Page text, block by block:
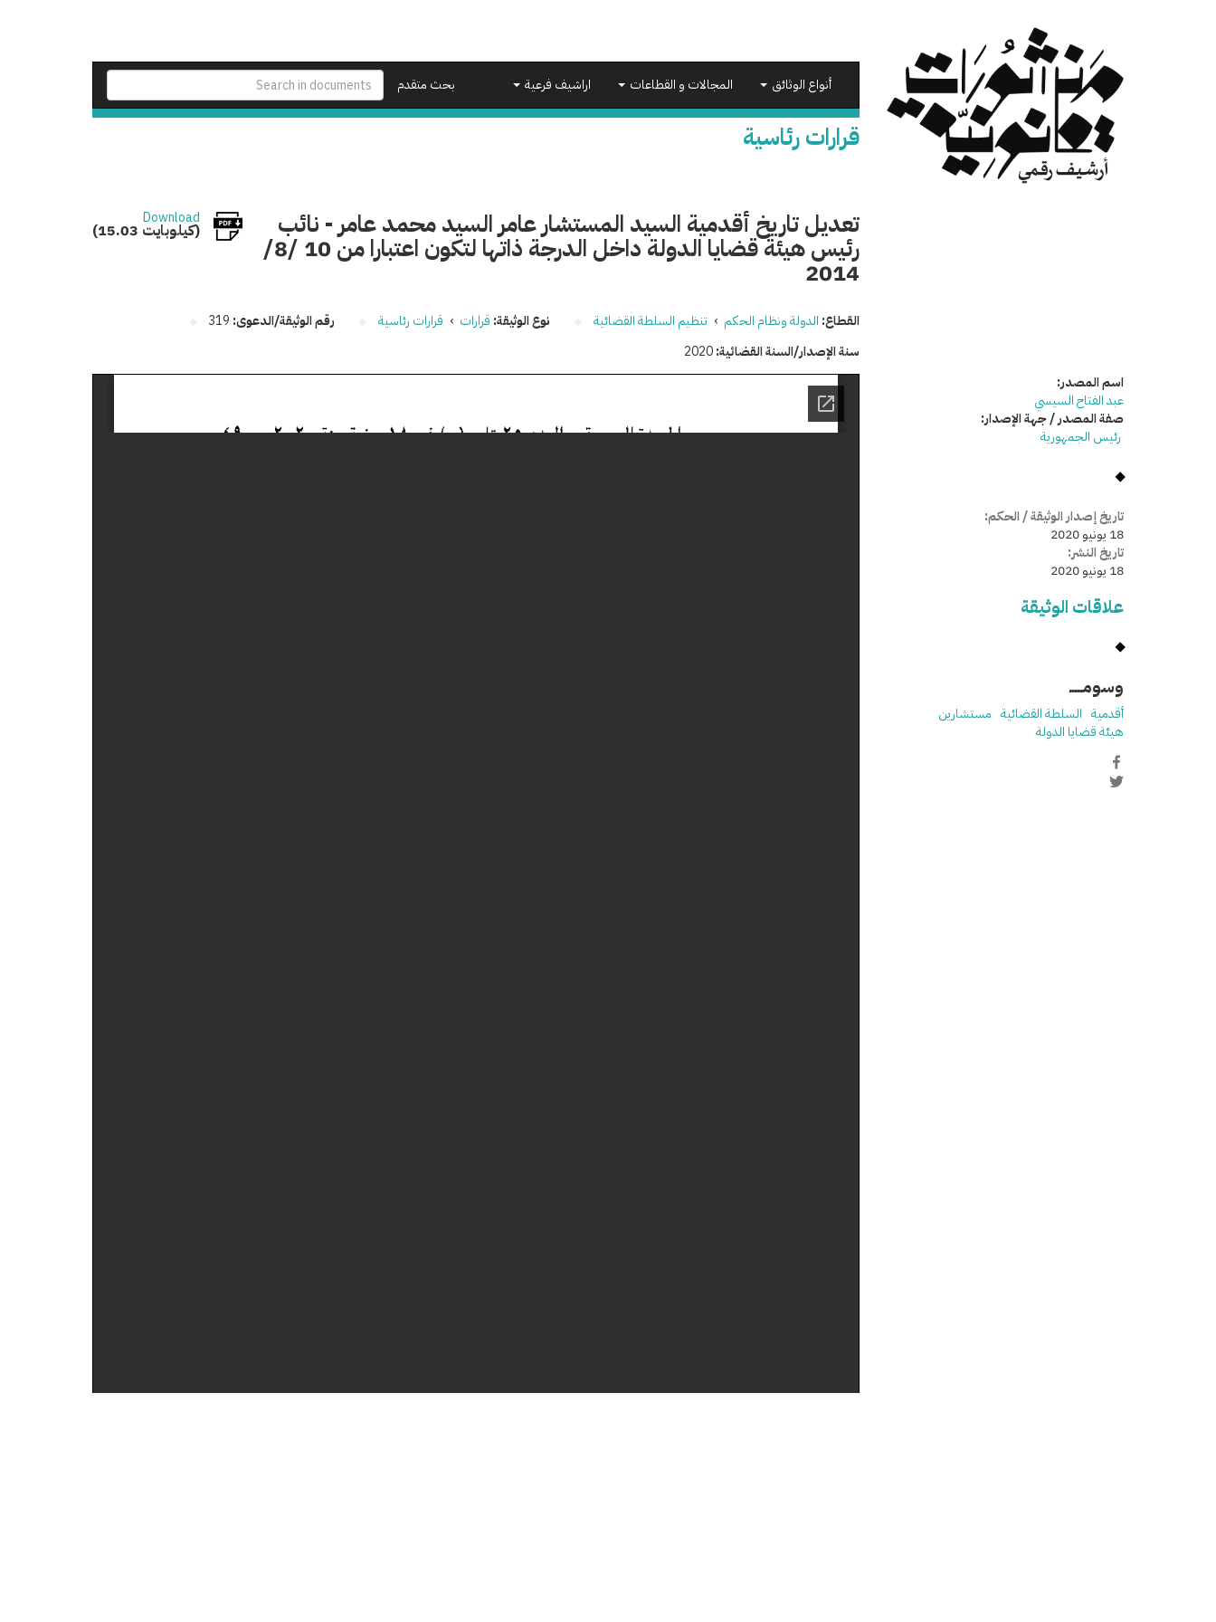
بحث متقدم
أنواع الوثائق المجالات و القطاعات اراشيف فرعية
قرارات رئاسية
تعديل تاريخ أقدمية السيد المستشار عامر السيد محمد عامر - نائب
رئيس هيئة قضايا الدولة داخل الدرجة ذاتها لتكون اعتبارا من 10 /8/
2014
Download
(15.03 كيلوبايت)
القطاع: الدولة ونظام الحكم › تنظيم السلطة القضائية نوع الوثيقة: قرارات › قرارات رئاسية رقم الوثيقة/الدعوى: 319
سنة الإصدار/السنة القضائية:2020
اسم المصدر:
عبد الفتاح السيسي
صفة المصدر / جهة الإصدار:
رئيس الجمهورية
تاريخ إصدار الوثيقة / الحكم:
18 يونيو 2020
تاريخ النشر:
18 يونيو 2020
علاقات الوثيقة
وسومـــــ
أقدمية السلطة القضائية مستشارين
هيئة قضايا الدولة